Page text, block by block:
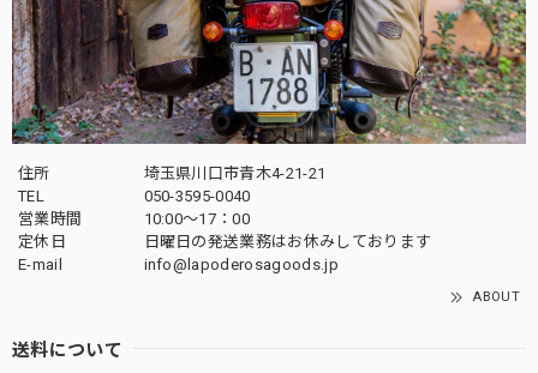
住所
埼玉県川口市青木4-21-21
TEL
050-3595-0040
営業時間
10:00〜17：00
定休日
日曜日の発送業務はお休みしております
E-mail
info@lapoderosagoods.jp
ABOUT
送料について